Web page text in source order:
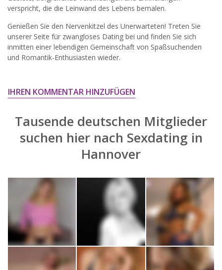
verspricht, die die Leinwand des Lebens bemalen.
Genießen Sie den Nervenkitzel des Unerwarteten! Treten Sie
unserer Seite für zwangloses Dating bei und finden Sie sich
inmitten einer lebendigen Gemeinschaft von Spaßsuchenden
und Romantik-Enthusiasten wieder.
IHREN KOMMENTAR HINZUFÜGEN
Tausende deutschen Mitglieder
suchen hier nach Sexdating in
Hannover